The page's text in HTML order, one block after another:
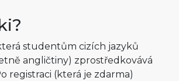
studentům cizích jazyků
angličtiny) zprostředkovává
registraci (která je zdarma)